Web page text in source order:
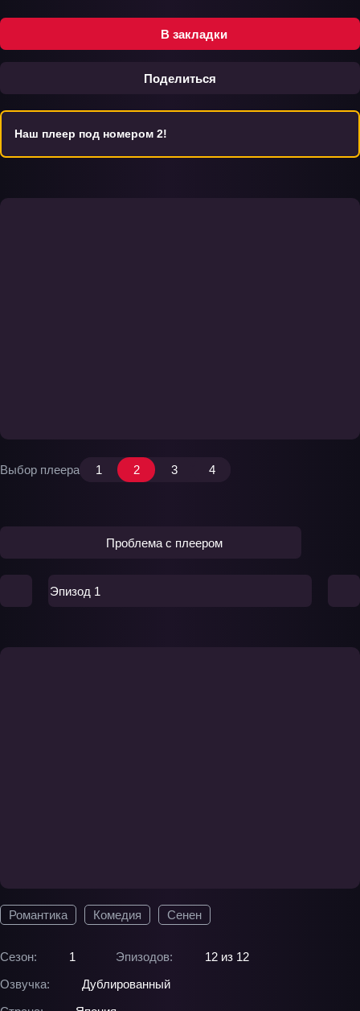
В закладки
Поделиться
Романтика Комедия Сенен
Сезон: 1 Эпизодов:
12 из 12
Озвучка:
Дублированный
Наш плеер под номером 2!
Выбор плеера 1 2 3 4
Проблема с плеером
Эпизод 1